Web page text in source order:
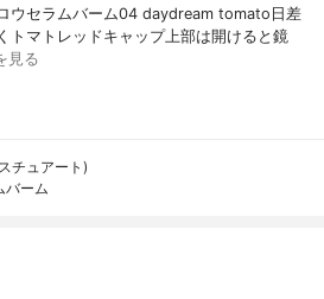
ウセラムバーム04 daydream tomato日差
トマトレッドキャップ上部は開けると鏡
見る
チュアート)
バーム